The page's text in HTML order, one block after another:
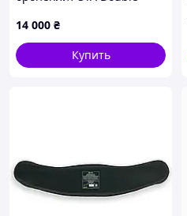
кг (2051971776), T8825E096
14 000 ₴
Купить